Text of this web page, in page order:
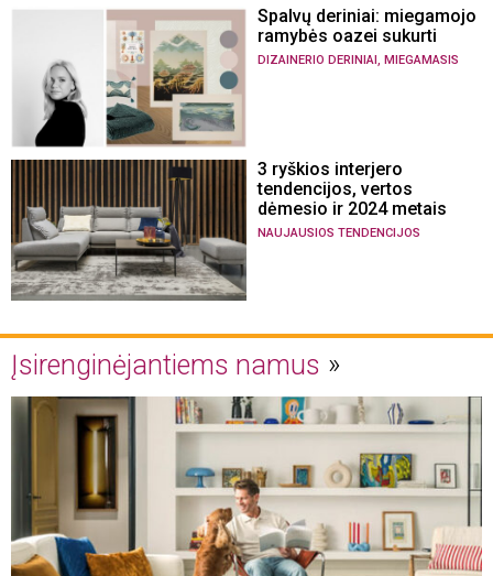
Spalvų deriniai: miegamojo
ramybės oazei sukurti
DIZAINERIO DERINIAI , MIEGAMASIS
3 ryškios interjero
tendencijos, vertos
dėmesio ir 2024 metais
NAUJAUSIOS TENDENCIJOS
Įsirenginėjantiems namus